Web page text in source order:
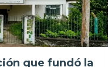
que fundó la